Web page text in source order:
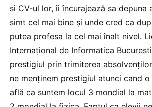
si CV-ul lor, îi încurajează sa depuna
simt cel mai bine și unde cred ca
putea profesa la cel mai înalt nivel.
Internațional de Informatica
prestigiul prin trimiterea
ne menținem prestigiul atunci cand o
află ca suntem locul 3 mondial la